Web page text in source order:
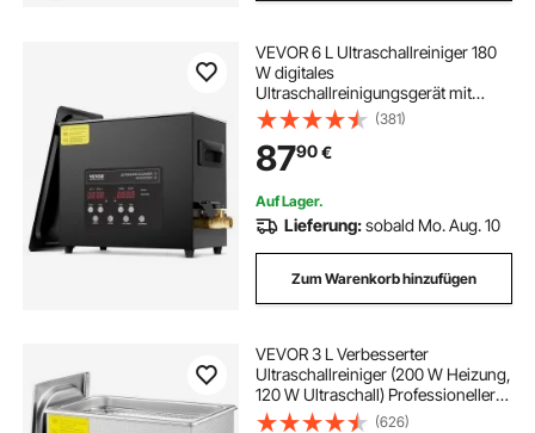
VEVOR 6 L Ultraschallreiniger 180
W digitales
Ultraschallreinigungsgerät mit
Schonmodus & verbesserter
Entgasung, 40 kHz industrieller
Schmuckreiniger mit Heizung &
Timer, für Brillen Uhren
(381)
8790€
Auf Lager.
Lieferung:sobald Mo. Aug. 10
Zum Warenkorb hinzufügen
VEVOR 3 L Verbesserter
Ultraschallreiniger (200 W Heizung,
120 W Ultraschall) Professioneller
digitaler Labor-Ultraschall-
(626)